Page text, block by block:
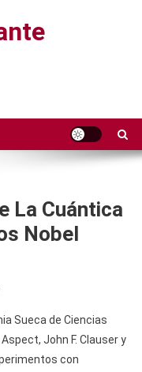
La Cuántica
Nobel
Sueca de Ciencias
John F. Clauser y
con